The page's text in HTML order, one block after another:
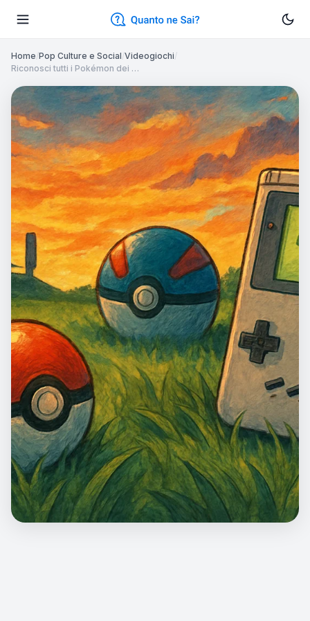
Home/Pop Culture e Social/Videogiochi/
Riconosci tutti i Pokémon dei …